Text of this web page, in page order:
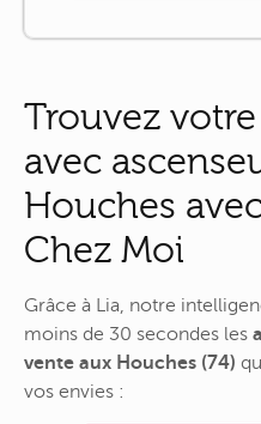
Trouvez
avec
Houches
Chez Moi
Grâce à Lia, notre
moins de 30 secondes les
vente aux Houches (74)
vos envies :